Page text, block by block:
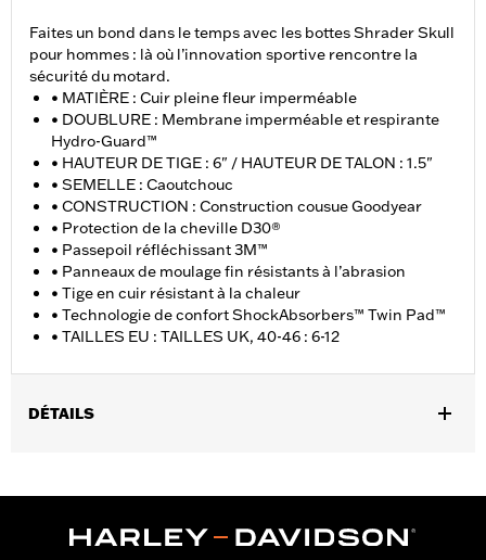
Faites un bond dans le temps avec les bottes Shrader Skull
pour hommes : là où l’innovation sportive rencontre la
sécurité du motard.
• MATIÈRE : Cuir pleine fleur imperméable
• DOUBLURE : Membrane imperméable et respirante
Hydro-Guard™
• HAUTEUR DE TIGE : 6" / HAUTEUR DE TALON : 1.5"
• SEMELLE : Caoutchouc
• CONSTRUCTION : Construction cousue Goodyear
• Protection de la cheville D30®
• Passepoil réfléchissant 3M™
• Panneaux de moulage fin résistants à l’abrasion
• Tige en cuir résistant à la chaleur
• Technologie de confort ShockAbsorbers™ Twin Pad™
• TAILLES EU : TAILLES UK, 40-46 : 6-12
DÉTAILS
GARANTIE:Garantie du fabricant international Wolverine -
Origine:Importé